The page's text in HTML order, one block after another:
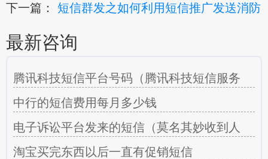
下一篇： 短信群发之如何利用短信推广发送消防
最新咨询
腾讯科技短信平台号码（腾讯科技短信服务
中行的短信费用每月多少钱
电子诉讼平台发来的短信（莫名其妙收到人
淘宝买完东西以后一直有促销短信